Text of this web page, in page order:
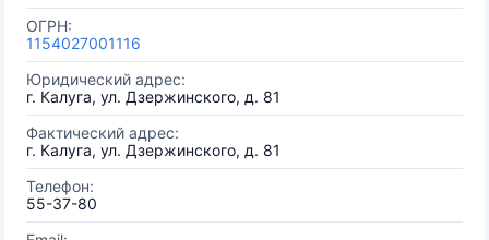
ОГРН:
1154027001116
Юридический адрес:
г. Калуга, ул. Дзержинского, д. 81
Фактический адрес:
г. Калуга, ул. Дзержинского, д. 81
Телефон:
55-37-80